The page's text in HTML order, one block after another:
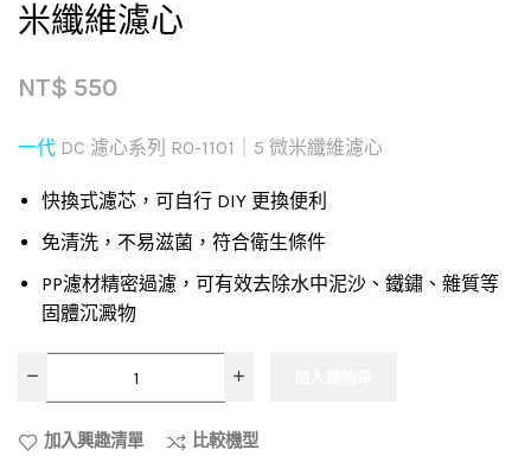
米纖維濾心
NT$ 550
一代 DC 濾心系列 RO-1101｜5 微米纖維濾心
快換式濾芯，可自行 DIY 更換便利
免清洗，不易滋菌，符合衛生條件
PP濾材精密過濾，可有效去除水中泥沙、鐵鏽、雜質等
固體沉澱物
加入興趣清單 比較機型